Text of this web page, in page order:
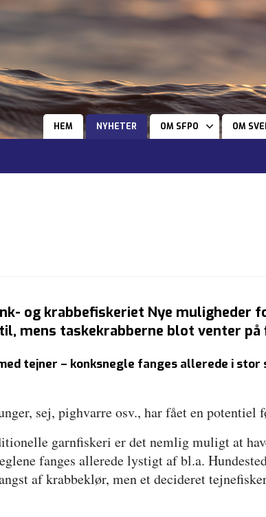
HEM NYHETER OM SFPO OM
og krabbefiskeriet Nye muligheder
mens taskekrabberne blot venter på
tejner – konksnegle fanges allerede i
sej, pighvarre osv., har fået en potentiel
garnfiskeri er det nemlig muligt at
fanges allerede lystigt af bl.a.
af krabbeklør, men et decideret